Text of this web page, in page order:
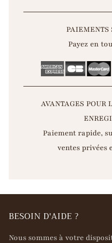
PAIEMENTS
Payez en
AVANTAGES POUR
Paiement rapide,
ventes privées
BESOIN D'AIDE ?
Nous sommes à votre